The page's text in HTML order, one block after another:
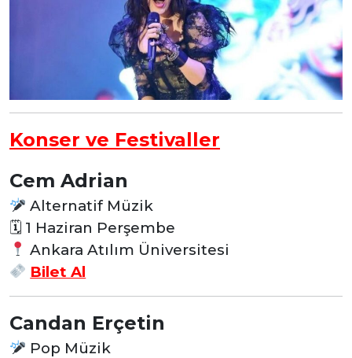
Konser ve Festivaller
Cem Adrian
Alternatif Müzik
🗓 1 Haziran Perşembe
Ankara Atılım Üniversitesi
Bilet Al
Candan Erçetin
Pop Müzik